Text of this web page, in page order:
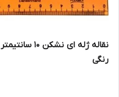
نقاله ژله ای نشکن 10 سانتیمتر
رنگی